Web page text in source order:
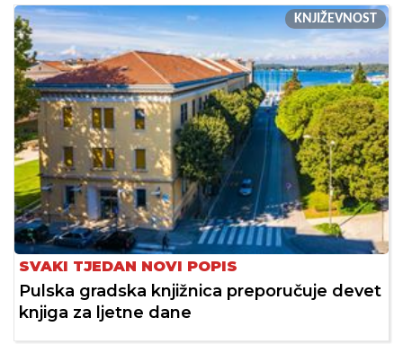
KNJIŽEVNOST
SVAKI TJEDAN NOVI POPIS
Pulska gradska knjižnica preporučuje devet
knjiga za ljetne dane